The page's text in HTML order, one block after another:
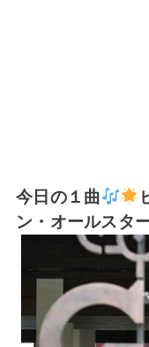
今日の１曲
ン・オールスタ